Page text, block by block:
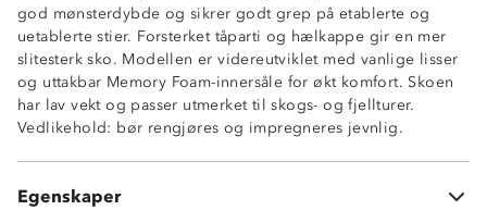
god mønsterdybde og sikrer godt grep på etablerte og
uetablerte stier. Forsterket tåparti og hælkappe gir en mer
slitesterk sko. Modellen er videreutviklet med vanlige lisser
og uttakbar Memory Foam-innersåle for økt komfort. Skoen
har lav vekt og passer utmerket til skogs- og fjellturer.
Vedlikehold: bør rengjøres og impregneres jevnlig.
Egenskaper
Vanntett membran
Forsterket tå- og hælparti
Uttakbar Memory Foam-innersåle
Uttakbar, tynn innersåle